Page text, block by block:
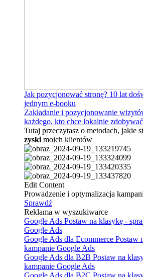
Jak pozycjonować stronę? 10 lat
jednym e-booku
Zakładanie i pozycjonowanie
każdego, kto chce lokalnie
Tutaj przeczytasz o metodach, jakie
zyski moich klientów
Edit Content
Prowadzenie i optymalizacja
Sprawdź
Reklama w wyszukiwarce
Google Ads Postaw na klasykę -
Google Ads
Google Ads dla Ecommerce Postaw
kampanie Google Ads
Google Ads dla B2B Postaw na
kampanie Google Ads
Google Ads dla B2C Postaw na